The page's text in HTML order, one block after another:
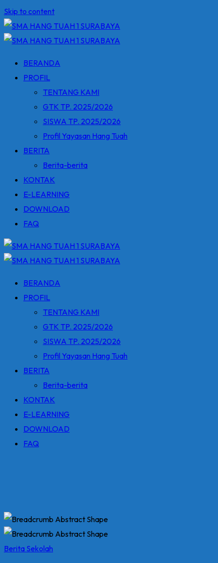
Skip to content
BERANDA
PROFIL
TENTANG KAMI
GTK TP. 2025/2026
SISWA TP. 2025/2026
Profil Yayasan Hang Tuah
BERITA
Berita-berita
KONTAK
E-LEARNING
DOWNLOAD
FAQ
BERANDA
PROFIL
TENTANG KAMI
GTK TP. 2025/2026
SISWA TP. 2025/2026
Profil Yayasan Hang Tuah
BERITA
Berita-berita
KONTAK
E-LEARNING
DOWNLOAD
FAQ
Berita Sekolah